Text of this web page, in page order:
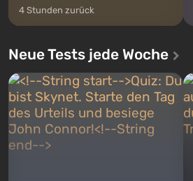
4 Stunden zurück
Neue Tests jede Woche